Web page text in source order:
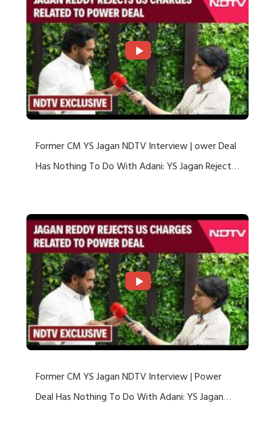
Former CM YS Jagan NDTV Interview | ower Deal
Has Nothing To Do With Adani: YS Jagan Rejects
Former CM YS Jagan NDTV Interview | Power
Deal Has Nothing To Do With Adani: YS Jagan